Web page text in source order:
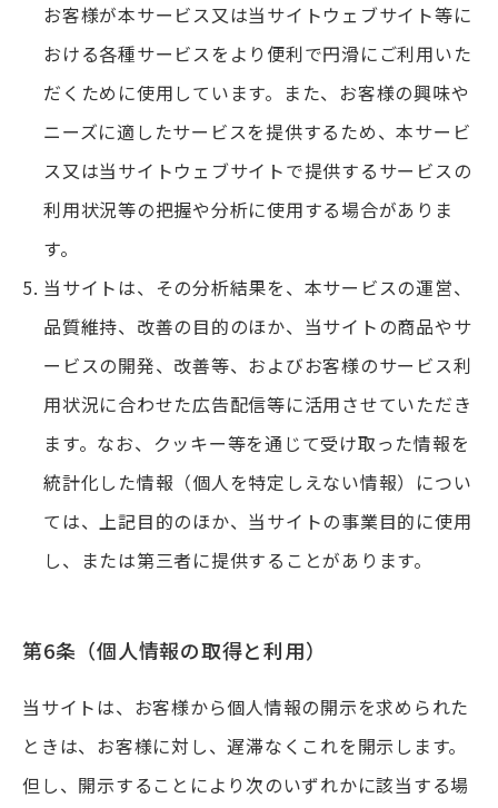
お客様が本サービス又は当サイトウェブサイト等に
おける各種サービスをより便利で円滑にご利用いた
だくために使用しています。また、お客様の興味や
ニーズに適したサービスを提供するため、本サービ
ス又は当サイトウェブサイトで提供するサービスの
利用状況等の把握や分析に使用する場合がありま
す。
当サイトは、その分析結果を、本サービスの運営、
品質維持、改善の目的のほか、当サイトの商品やサ
ービスの開発、改善等、およびお客様のサービス利
用状況に合わせた広告配信等に活用させていただき
ます。なお、クッキー等を通じて受け取った情報を
統計化した情報（個人を特定しえない情報）につい
ては、上記目的のほか、当サイトの事業目的に使用
し、または第三者に提供することがあります。
第6条（個人情報の取得と利用）
当サイトは、お客様から個人情報の開示を求められた
ときは、お客様に対し、遅滞なくこれを開示します。
但し、開示することにより次のいずれかに該当する場